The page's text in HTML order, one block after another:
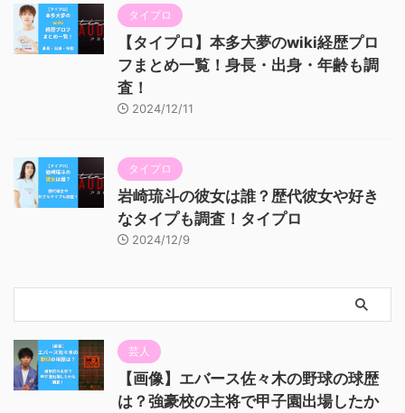
タイプロ
【タイプロ】本多大夢のwiki経歴プロ
フまとめ一覧！身長・出身・年齢も調
査！
2024/12/11
タイプロ
岩崎琉斗の彼女は誰？歴代彼女や好き
なタイプも調査！タイプロ
2024/12/9
芸人
【画像】エバース佐々木の野球の球歴
は？強豪校の主将で甲子園出場したか